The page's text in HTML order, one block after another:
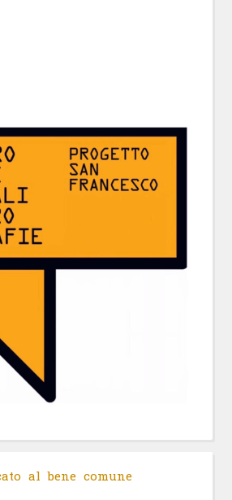
al bene comune